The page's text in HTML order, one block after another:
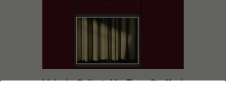
Valerie Collart: My Eyes Stuffed